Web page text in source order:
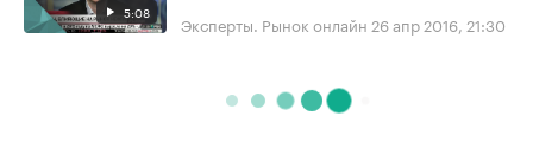
5:08 Эксперты. Рынок онлайн 26 апр 2016, 21:30